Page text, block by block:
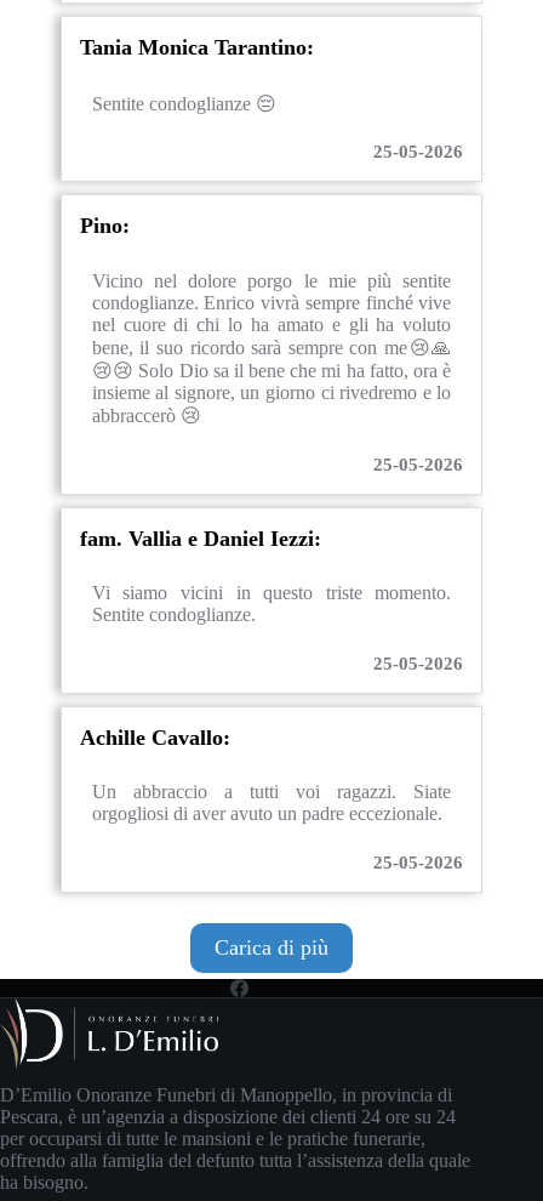
Tania Monica Tarantino:
Sentite condoglianze 😔
25-05-2026
Pino:
Vicino nel dolore porgo le mie più sentite
condoglianze. Enrico vivrà sempre finché vive
nel cuore di chi lo ha amato e gli ha voluto
bene, il suo ricordo sarà sempre con me😢🙏
😢😢 Solo Dio sa il bene che mi ha fatto, ora è
insieme al signore, un giorno ci rivedremo e lo
abbraccerò 😢
25-05-2026
fam. Vallia e Daniel Iezzi:
Vi siamo vicini in questo triste momento.
Sentite condoglianze.
25-05-2026
Achille Cavallo:
Un abbraccio a tutti voi ragazzi. Siate
orgogliosi di aver avuto un padre eccezionale.
25-05-2026
Carica di più
D’Emilio Onoranze Funebri di Manoppello, in provincia di
Pescara, è un’agenzia a disposizione dei clienti 24 ore su 24
per occuparsi di tutte le mansioni e le pratiche funerarie,
offrendo alla famiglia del defunto tutta l’assistenza della quale
ha bisogno.